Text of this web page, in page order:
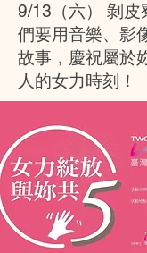
9/13（六） 剝皮
們要用音樂、影
故事，慶祝屬於
人的女力時刻！